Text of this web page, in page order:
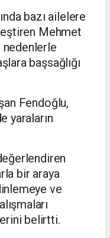
bazı ailelere
Mehmet
başsağlığı
Fendoğlu,
yaraların
bir araya
ve
belirtti.